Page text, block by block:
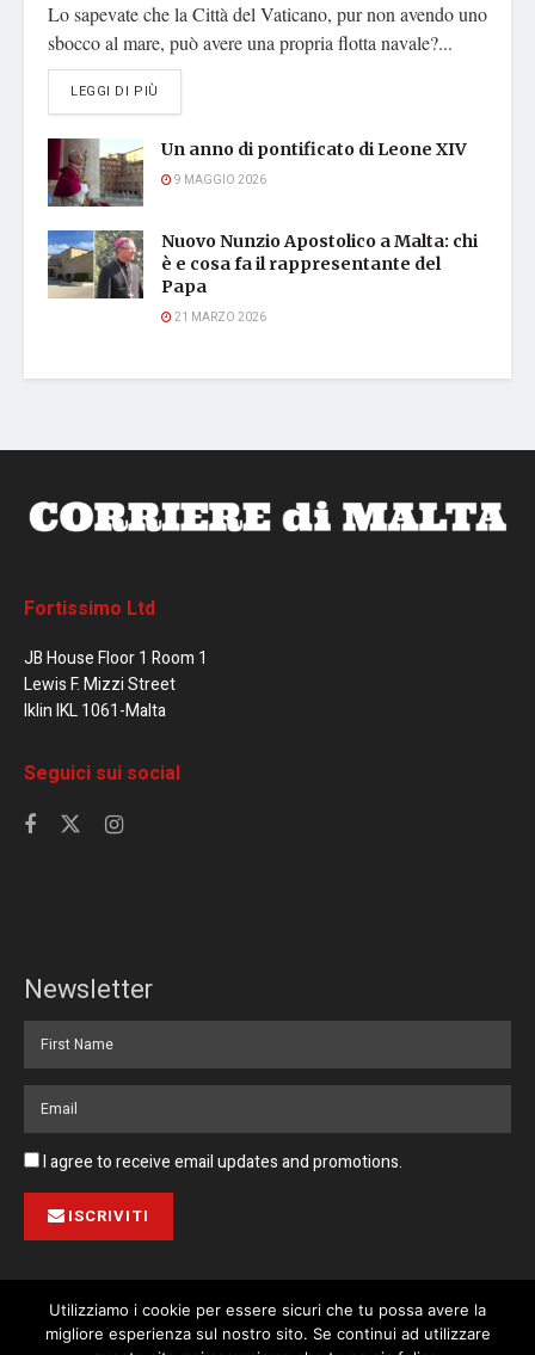
Lo sapevate che la Città del Vaticano, pur non avendo uno
sbocco al mare, può avere una propria flotta navale?...
LEGGI DI PIÙ
Un anno di pontificato di Leone XIV
9 MAGGIO 2026
Nuovo Nunzio Apostolico a Malta: chi
è e cosa fa il rappresentante del
Papa
21 MARZO 2026
Fortissimo Ltd
JB House Floor 1 Room 1
Lewis F. Mizzi Street
Iklin IKL 1061-Malta
Seguici sui social
Newsletter
I agree to receive email updates and promotions.
ISCRIVITI
Pubblicità Collabora con noi Contatto Privacy Policy
Utilizziamo i cookie per essere sicuri che tu possa avere la
migliore esperienza sul nostro sito. Se continui ad utilizzare